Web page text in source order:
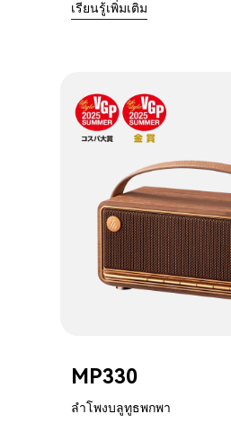
เรียนรู้เพิ่มเติม
MP330
ลำโพงบลูทูธพกพา